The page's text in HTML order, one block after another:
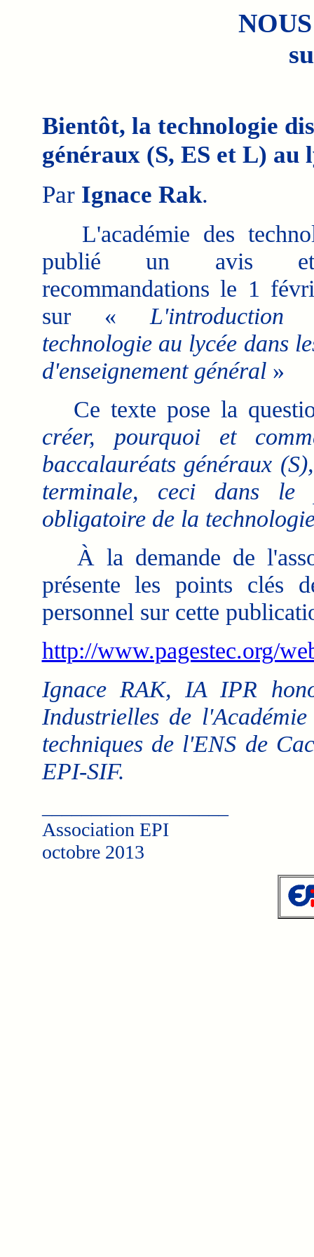
Bientôt, la technologie
généraux (S, ES et L) au
Par Ignace Rak.
L'académie des
publié un avis
recommandations le 1
sur «
technologie au lycée dans
d'enseignement général»
Ce texte pose la
créer, pourquoi et
baccalauréats généraux
terminale, ceci dans le
obligatoire de la
À la demande de
présente les points clés
personnel sur cette
http://www.pagestec.org/
Ignace RAK, IA IPR
Industrielles de
techniques de l'ENS de
EPI-SIF.
Association EPI
octobre 2013